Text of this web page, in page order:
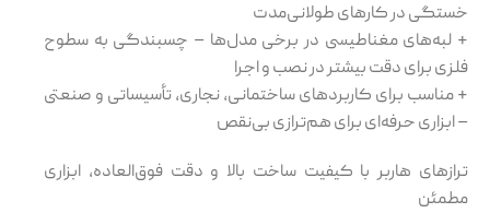
خستگی در کارهای طولانی‌مدت
+ لبه‌های مغناطیسی در برخی مدل‌ها – چسبندگی به سطوح
فلزی برای دقت بیشتر در نصب و اجرا
+ مناسب برای کاربردهای ساختمانی، نجاری، تأسیساتی و صنعتی
– ابزاری حرفه‌ای برای هم‌ترازی بی‌نقص
ترازهای هاربر با کیفیت ساخت بالا و دقت فوق‌العاده، ابزاری
مطمئن